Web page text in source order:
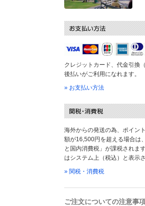
クレジットカード、代金引換
後払いがご利用になれます。
» お支払い方法
海外からの発送の為、ポイン
額が16,500円を超える場合は
と国内消費税」が課税されま
はシステム上（税込）と表示さ
» 関税・消費税
ご注文についての注意事